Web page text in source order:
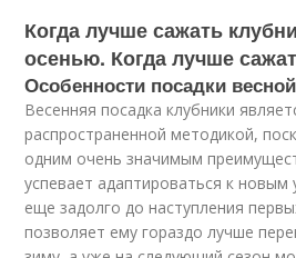
Когда лучше сажать
осенью. Когда лучше
Особенности посадки весной
Весенняя посадка клубники
распространенной методикой,
одним очень значимым
успевает адаптироваться к новым
еще задолго до наступления
позволяет ему гораздо лучше